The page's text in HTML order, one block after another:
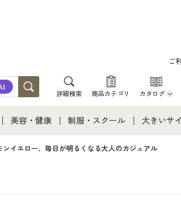
ご
詳細検索 商品カテゴリ カタログ
カタログ・チラシからのご
販すべて
美容・健康
美容・健康通販すべて
制服・スクール
制服・スクールすべて
大きいサ
大きいサ
ンイエロー、毎日が明るくなる大人のカジュアル